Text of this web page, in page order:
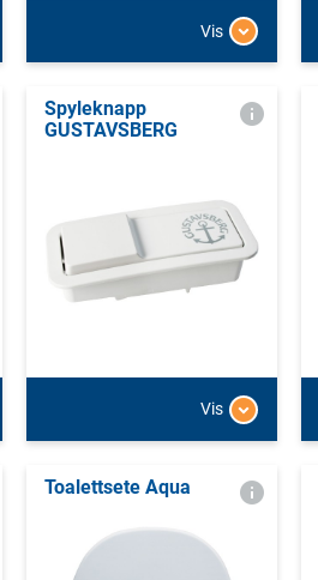
Vis
Spyleknapp
GUSTAVSBERG
Vis
Toalettsete Aqua